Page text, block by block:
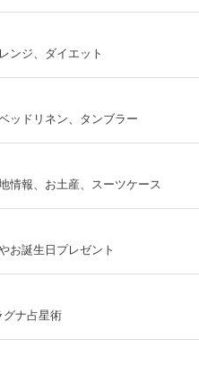
ンジ、ダイエット
ッドリネン、タンブラー
情報、お土産、スーツケース
お誕生日プレゼント
グナ占星術